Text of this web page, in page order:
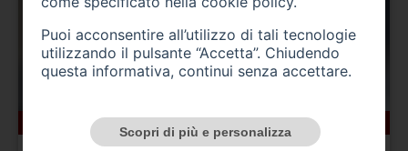
benzina
AUDI A1 2ª serie
Puoi acconsentire all’utilizzo di tali tecnologie
utilizzando il pulsante “Accetta”. Chiudendo
questa informativa, continui senza accettare.
Scopri di più e personalizza